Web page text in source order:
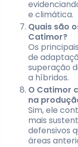
e climática.
Quais são
Catimor?
Os
de
superação
a híbridos.
O Catimor
na
Sim, ele
mais
defensivos
áreas